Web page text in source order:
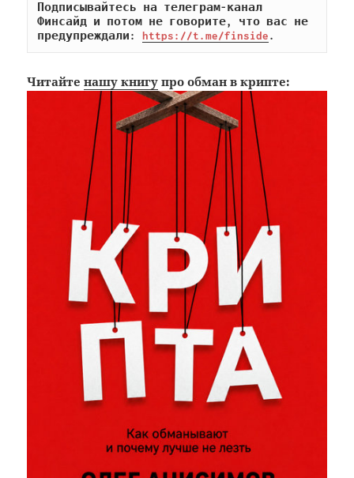
Подписывайтесь на телеграм-канал
Финсайд и потом не говорите, что вас не
предупреждали: https://t.me/finside.
Читайтенашу книгу про обман в крипте: